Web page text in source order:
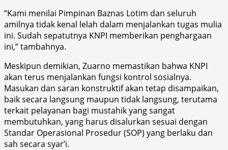
“Kami menilai Pimpinan Baznas Lotim dan seluruh
amilnya tidak kenal lelah dalam menjalankan tugas mulia
ini. Sudah sepatutnya KNPI memberikan penghargaan
ini,” tambahnya.
Meskipun demikian, Zuarno memastikan bahwa KNPI
akan terus menjalankan fungsi kontrol sosialnya.
Masukan dan saran konstruktif akan tetap disampaikan,
baik secara langsung maupun tidak langsung, terutama
terkait pelayanan bagi mustahik yang sangat
membutuhkan, yang harus disalurkan sesuai dengan
Standar Operasional Prosedur (SOP) yang berlaku dan
sah secara syar’i.